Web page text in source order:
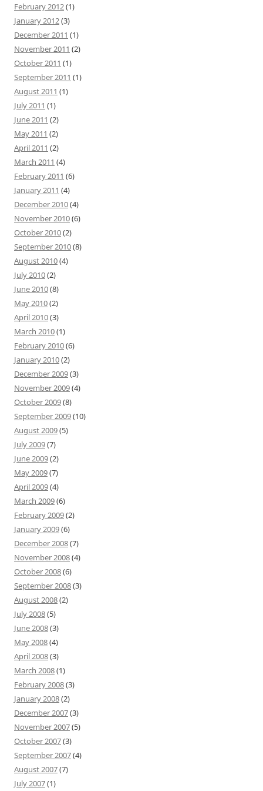
February 2012(1)
January 2012(3)
December 2011 (1)
November 2011 (2)
October 2011 (1)
September 2011 (1)
August 2011 (1)
July 2011 (1)
June 2011 (2)
May 2011 (2)
April 2011 (2)
March 2011 (4)
February 2011 (6)
January 2011 (4)
December 2010(4)
November 2010(6)
October 2010(2)
September 2010(8)
August 2010(4)
July 2010(2)
June 2010(8)
May 2010(2)
April 2010(3)
March 2010(1)
February 2010(6)
January 2010(2)
December 2009(3)
November 2009(4)
October 2009(8)
September 2009(10)
August 2009(5)
July 2009(7)
June 2009(2)
May 2009(7)
April 2009(4)
March 2009(6)
February 2009(2)
January 2009(6)
December 2008(7)
November 2008(4)
October 2008(6)
September 2008(3)
August 2008(2)
July 2008(5)
June 2008(3)
May 2008(4)
April 2008(3)
March 2008(1)
February 2008(3)
January 2008(2)
December 2007(3)
November 2007(5)
October 2007(3)
September 2007(4)
August 2007(7)
July 2007(1)